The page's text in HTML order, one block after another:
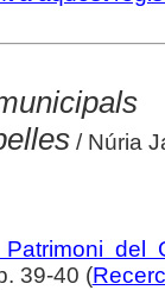
/ Núria
del
39-40 (